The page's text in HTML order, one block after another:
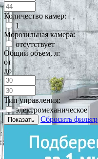
Количество камер:
1
Морозильная камера:
отсутствует
Общий объем, л:
от
до
Тип управления:
электромеханическое
Показать Сбросить фильтр